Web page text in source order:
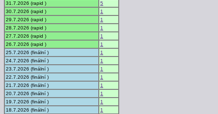
31.7.2026 (rapid )
5
30.7.2026 (rapid )
1
29.7.2026 (rapid )
1
28.7.2026 (rapid )
1
27.7.2026 (rapid )
1
26.7.2026 (rapid )
1
25.7.2026 (finální )
1
24.7.2026 (finální )
1
23.7.2026 (finální )
1
22.7.2026 (finální )
1
21.7.2026 (finální )
1
20.7.2026 (finální )
1
19.7.2026 (finální )
1
18.7.2026 (finální )
1